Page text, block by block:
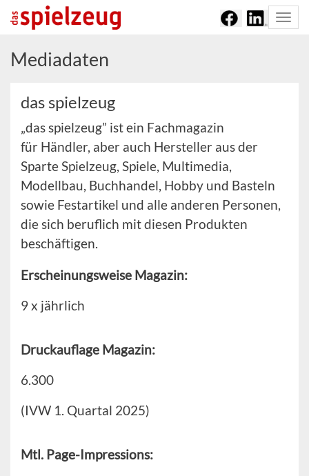
Mediadaten
das spielzeug
„das spielzeug” ist ein Fachmagazin
für Händler, aber auch Hersteller aus der
Sparte Spielzeug, Spiele, Multimedia,
Modellbau, Buchhandel, Hobby und Basteln
sowie Festartikel und alle anderen Personen,
die sich beruflich mit diesen Produkten
beschäftigen.
Erscheinungsweise Magazin:
9 x jährlich
Druckauflage Magazin:
6.300
(IVW 1. Quartal 2025)
Mtl. Page-Impressions: